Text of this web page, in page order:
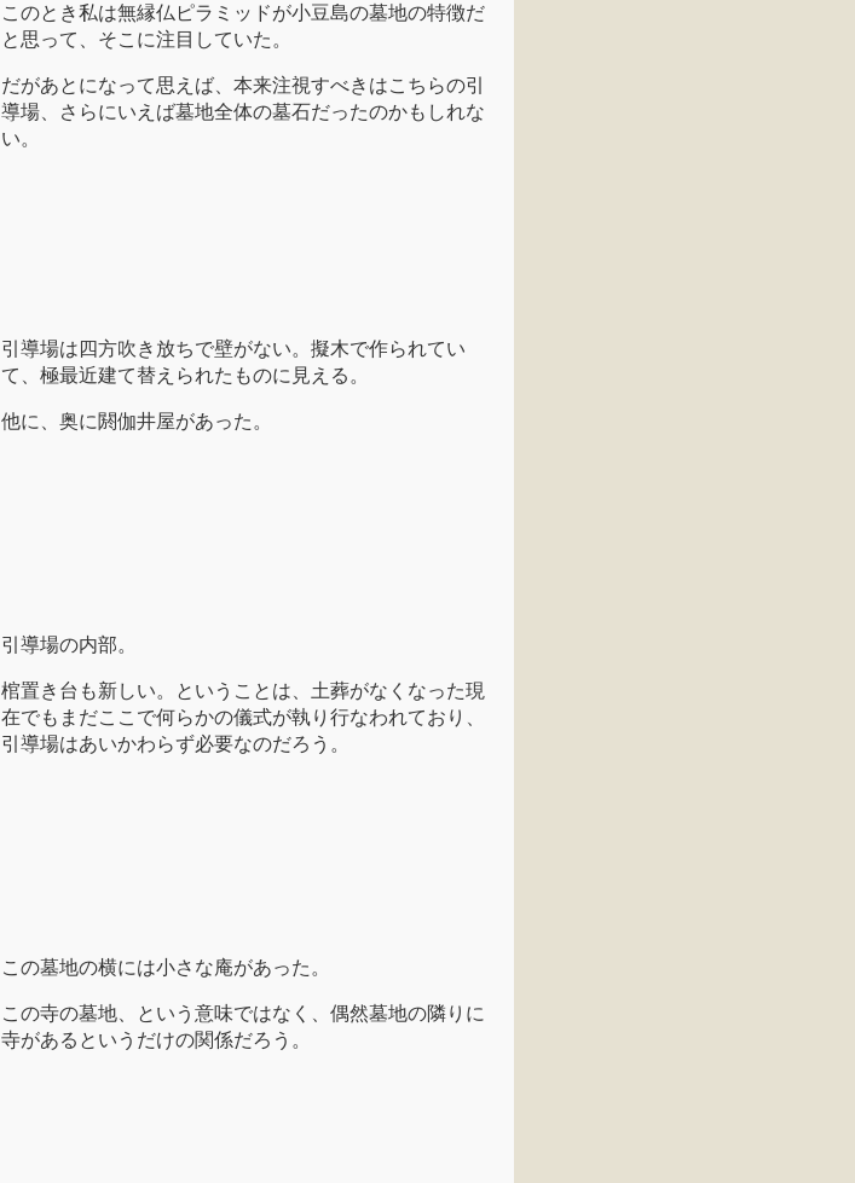
このとき私は無縁仏ピラミッドが小豆島の墓地の特徴だ
と思って、そこに注目していた。
だがあとになって思えば、本来注視すべきはこちらの引
導場、さらにいえば墓地全体の墓石だったのかもしれな
い。
引導場は四方吹き放ちで壁がない。擬木で作られてい
て、極最近建て替えられたものに見える。
他に、奥に閼伽井屋があった。
引導場の内部。
棺置き台も新しい。ということは、土葬がなくなった現
在でもまだここで何らかの儀式が執り行なわれており、
引導場はあいかわらず必要なのだろう。
この墓地の横には小さな庵があった。
この寺の墓地、という意味ではなく、偶然墓地の隣りに
寺があるというだけの関係だろう。